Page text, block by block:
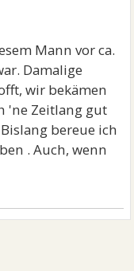
Mann vor ca.
Damalige
wir bekämen
'ne Zeitlang gut
bereue ich
. Auch, wenn